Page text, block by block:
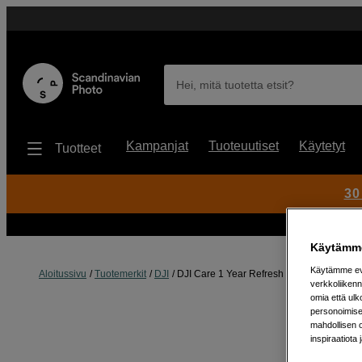
Hei, mitä tuotetta etsit?
Tuotteet Kampanjat Tuoteuutiset Käytetyt
Aloitussivu Tuotemerkit DJI DJI Care 1 Year Refresh Pocket 2Käytämme
omia että
mahdollisen
inspiraatiota